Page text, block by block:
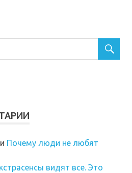
Почему люди не любят
видят все. Это